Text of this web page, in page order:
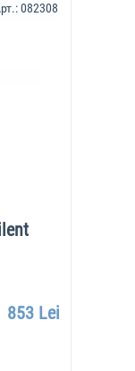
082308
853 Lei